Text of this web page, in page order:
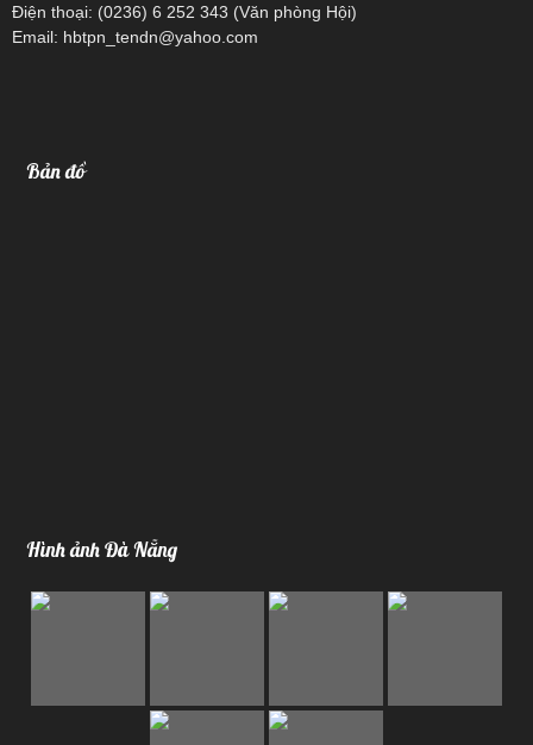
Điện thoại: (0236) 6 252 343 (Văn phòng Hội)
Email: hbtpn_tendn@yahoo.com
Bản đồ
Hình ảnh Đà Nẵng